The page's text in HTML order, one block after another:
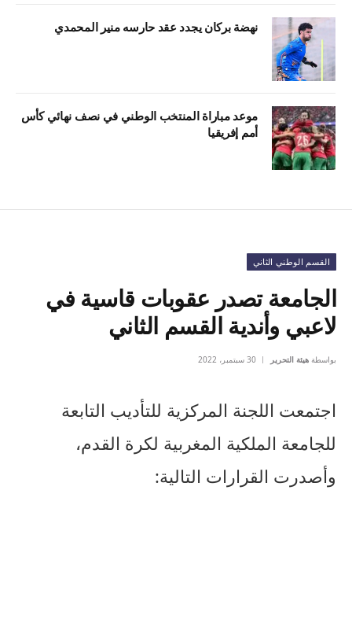
نهضة بركان يجدد عقد حارسه منير المحمدي
موعد مباراة المنتخب الوطني في نصف نهائي كأس
أمم إفريقيا
القسم الوطني الثاني
الجامعة تصدر عقوبات قاسية في
لاعبي وأندية القسم الثاني
بواسطة هيئة التحرير 30 سبتمبر، 2022
اجتمعت اللجنة المركزية للتأديب التابعة
للجامعة الملكية المغربية لكرة القدم،
وأصدرت القرارات التالية: